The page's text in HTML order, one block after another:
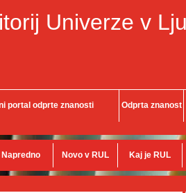
Univerze v
portal odprte znanosti Odprta znanost
Napredno Novo v RUL Kaj je RUL